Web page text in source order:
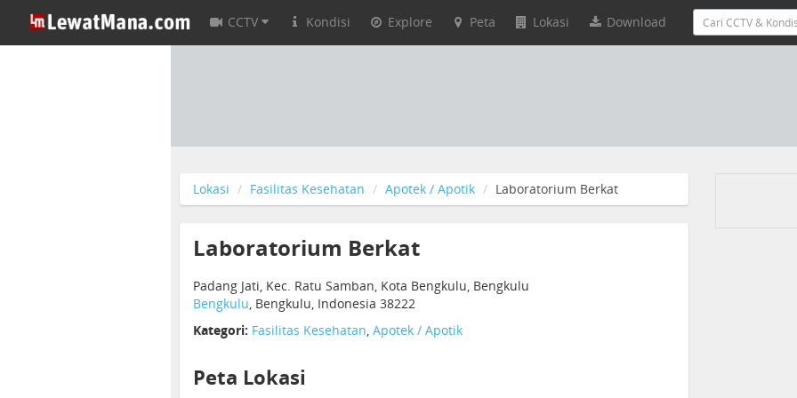
CCTV Kondisi Explore Peta Lokasi Download
Lokasi Fasilitas Kesehatan Apotek / Apotik Laboratorium Berkat
Laboratorium Berkat
Padang Jati, Kec. Ratu Samban, Kota Bengkulu, Bengkulu
Bengkulu, Bengkulu, Indonesia 38222
Kategori: Fasilitas Kesehatan, Apotek / Apotik
Peta Lokasi